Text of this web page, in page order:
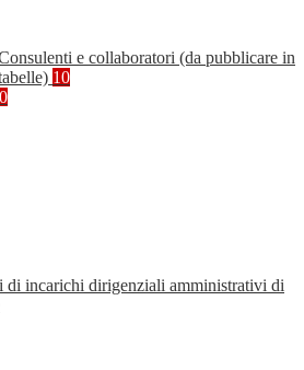
e collaboratori (da pubblicare in
10
di incarichi dirigenziali amministrativi di